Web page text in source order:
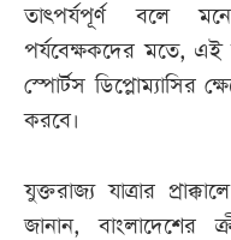
তাৎপর্যপূর্ণ বলে
পর্যবেক্ষকদের মতে, এই
স্পোর্টস ডিপ্লোম্যাসির
করবে।
যুক্তরাজ্য যাত্রার
জানান, বাংলাদেশের